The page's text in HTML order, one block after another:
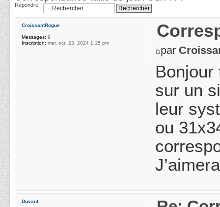
Répondre
par
Bonjour
sur un
leur
ou
CroissantRogue
Messages: 9
Inscription: mer. oct. 23, 2024 1:15 pm
Duvant